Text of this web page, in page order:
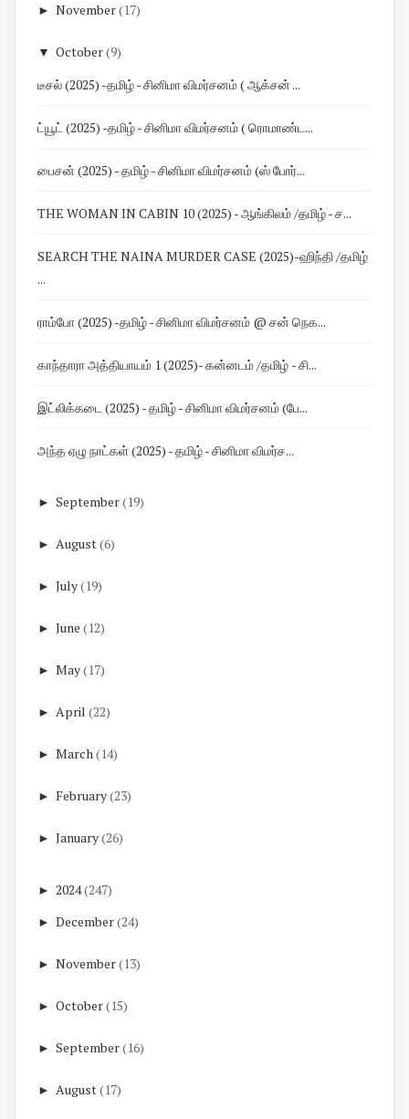
► November(17)
▼ October(9)
டீசல் (2025) -தமிழ் - சினிமா விமர்சனம் ( ஆக்சன் ...
ட்யூட் (2025) -தமிழ் - சினிமா விமர்சனம் ( ரொமாண்ட...
பைசன் (2025) - தமிழ் - சினிமா விமர்சனம் (ஸ் போர்...
THE WOMAN IN CABIN 10 (2025) - ஆங்கிலம் /தமிழ் - ச...
SEARCH THE NAINA MURDER CASE (2025)-ஹிந்தி /தமிழ்
...
ராம்போ (2025) -தமிழ் - சினிமா விமர்சனம் @ சன் நெக...
காந்தாரா அத்தியாயம் 1 (2025)- கன்னடம் /தமிழ் - சி...
இட்லிக்கடை (2025) - தமிழ் - சினிமா விமர்சனம் (பே...
அந்த ஏழு நாட்கள் (2025) - தமிழ் - சினிமா விமர்ச...
► September(19)
► August(6)
► July(19)
► June (12)
► May(17)
► April (22)
► March(14)
► February(23)
► January(26)
► 2024(247)
► December(24)
► November(13)
► October(15)
► September(16)
► August(17)